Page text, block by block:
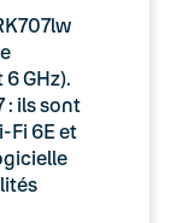
GHz).
: ils sont
Fi 6E et